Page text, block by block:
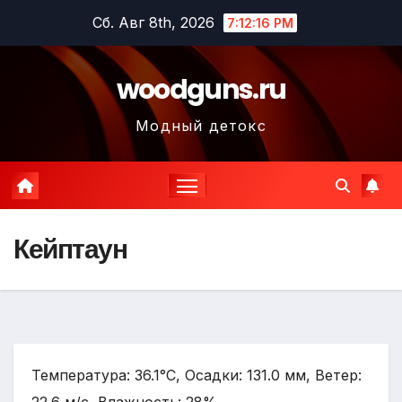
содержимому
Сб. Авг 8th, 2026 7:12:18 PM
woodguns.ru
Модный детокс
Кейптаун
Температура: 36.1°C, Осадки: 131.0 мм, Ветер: